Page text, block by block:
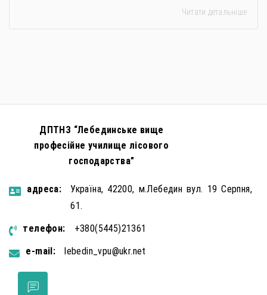
застосовується метод використання дітей у
Читати детальніше
ДПТНЗ “Лебединське вище
професійне училище лісового
господарства”
aдресa:
Україна, 42200, м.Лебедин вул. 19 Серпня,
61.
телефон:
+380(5445)21361
e-mail:
lebedin_vpu@ukr.net